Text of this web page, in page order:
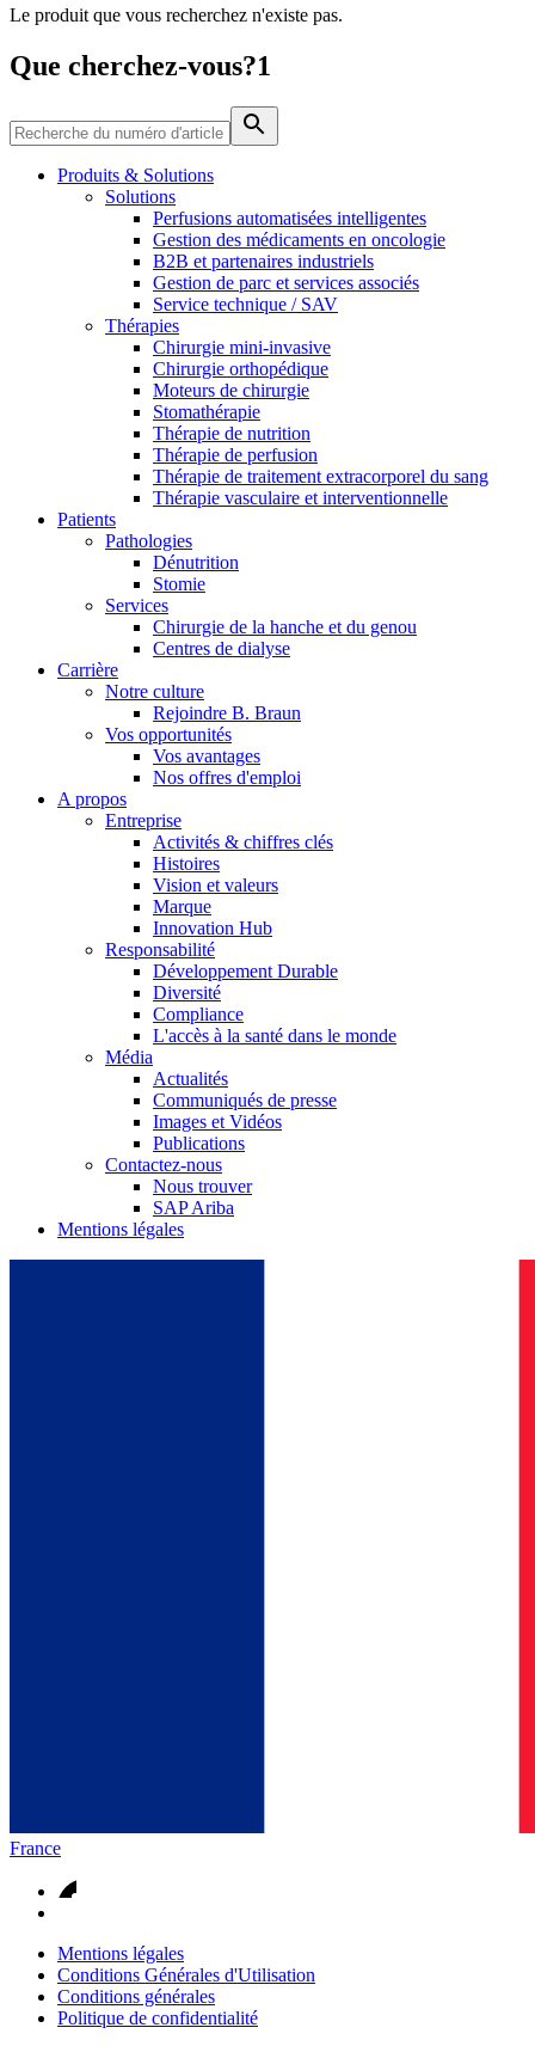
Catalogue de produits
Trouvez le produit que vous recherchez. Visitez le catalogue
de produits B. Braun avec notre portefeuille complet.
Média
Contactez-nous
Pôle d’innovation
Stimulons ensemble l’innovation dans la technologie
médicale. Apprenez-en plus sur notre centre d’innovation et
présentez votre idée.
En dialogue avec B. Braun. Contactez-nous.
Le produit que vous recherchez n'existe pas.
Que cherchez-vous?1
Produits & Solutions
Solutions
Perfusions automatisées intelligentes
Gestion des médicaments en oncologie
B2B et partenaires industriels
Gestion de parc et services associés
Service technique / SAV
Thérapies
Chirurgie mini-invasive
Chirurgie orthopédique
Moteurs de chirurgie
Stomathérapie
Thérapie de nutrition
Thérapie de perfusion
Thérapie de traitement extracorporel du sang
Thérapie vasculaire et interventionnelle
Patients
Pathologies
Dénutrition
Stomie
Services
Chirurgie de la hanche et du genou
Centres de dialyse
Carrière
Notre culture
Rejoindre B. Braun
Vos opportunités
Vos avantages
Nos offres d'emploi
A propos
Entreprise
Activités & chiffres clés
Histoires
Vision et valeurs
Marque
Innovation Hub
Responsabilité
Développement Durable
Diversité
Compliance
L'accès à la santé dans le monde
Média
Actualités
Communiqués de presse
Images et Vidéos
Publications
Contactez-nous
Nous trouver
SAP Ariba
Mentions légales
France
Mentions légales
Conditions Générales d'Utilisation
Conditions générales
Politique de confidentialité